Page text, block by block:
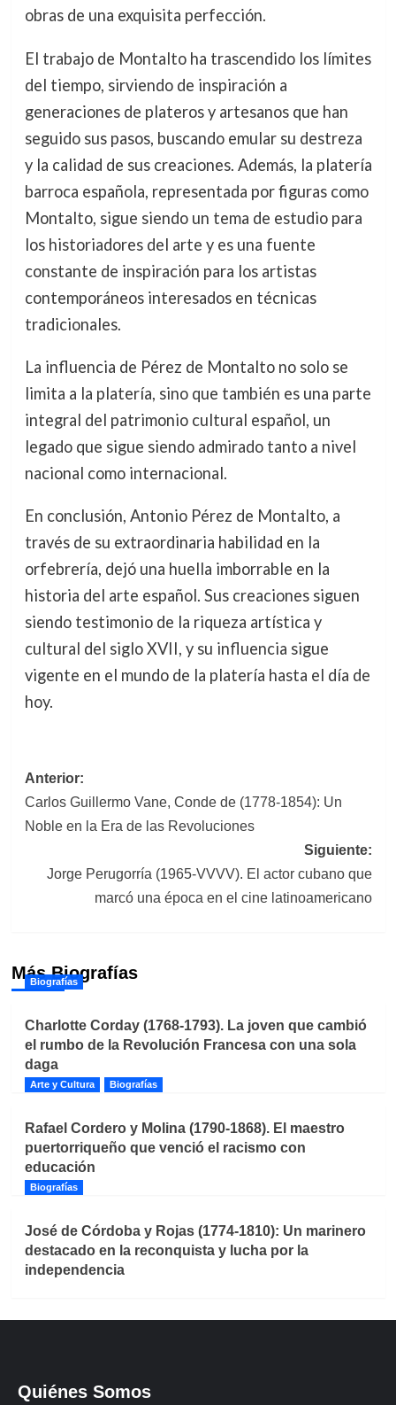
obras de una exquisita perfección.
El trabajo de Montalto ha trascendido los límites
del tiempo, sirviendo de inspiración a
generaciones de plateros y artesanos que han
seguido sus pasos, buscando emular su destreza
y la calidad de sus creaciones. Además, la platería
barroca española, representada por figuras como
Montalto, sigue siendo un tema de estudio para
los historiadores del arte y es una fuente
constante de inspiración para los artistas
contemporáneos interesados en técnicas
tradicionales.
La influencia de Pérez de Montalto no solo se
limita a la platería, sino que también es una parte
integral del patrimonio cultural español, un
legado que sigue siendo admirado tanto a nivel
nacional como internacional.
En conclusión, Antonio Pérez de Montalto, a
través de su extraordinaria habilidad en la
orfebrería, dejó una huella imborrable en la
historia del arte español. Sus creaciones siguen
siendo testimonio de la riqueza artística y
cultural del siglo XVII, y su influencia sigue
vigente en el mundo de la platería hasta el día de
hoy.
Navegación
de
Anterior:
Carlos Guillermo Vane, Conde de (1778-1854): Un
Noble en la Era de las Revoluciones
Siguiente:
Jorge Perugorría (1965-VVVV). El actor cubano que
marcó una época en el cine latinoamericano
Más Biografías
Biografías
Charlotte Corday (1768-1793). La joven que cambió
el rumbo de la Revolución Francesa con una sola
daga
Arte y Cultura Biografías
Rafael Cordero y Molina (1790-1868). El maestro
puertorriqueño que venció el racismo con
educación
Biografías
José de Córdoba y Rojas (1774-1810): Un marinero
destacado en la reconquista y lucha por la
independencia
Quiénes Somos